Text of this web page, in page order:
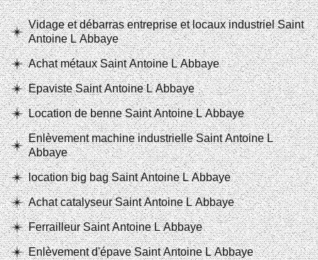
Vidage et débarras entreprise et locaux industriel Saint
Antoine L Abbaye
Achat métaux Saint Antoine L Abbaye
Epaviste Saint Antoine L Abbaye
Location de benne Saint Antoine L Abbaye
Enlèvement machine industrielle Saint Antoine L
Abbaye
location big bag Saint Antoine L Abbaye
Achat catalyseur Saint Antoine L Abbaye
Ferrailleur Saint Antoine L Abbaye
Enlèvement d'épave Saint Antoine L Abbaye